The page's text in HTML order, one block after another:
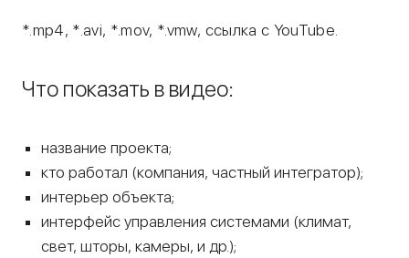
*.mp4, *.avi, *.mov, *.vmw, ссылка с YouTube.
Что показать в видео:
название проекта;
кто работал (компания, частный интегратор);
интерьер объекта;
интерфейс управления системами (климат,
свет, шторы, камеры, и др.);